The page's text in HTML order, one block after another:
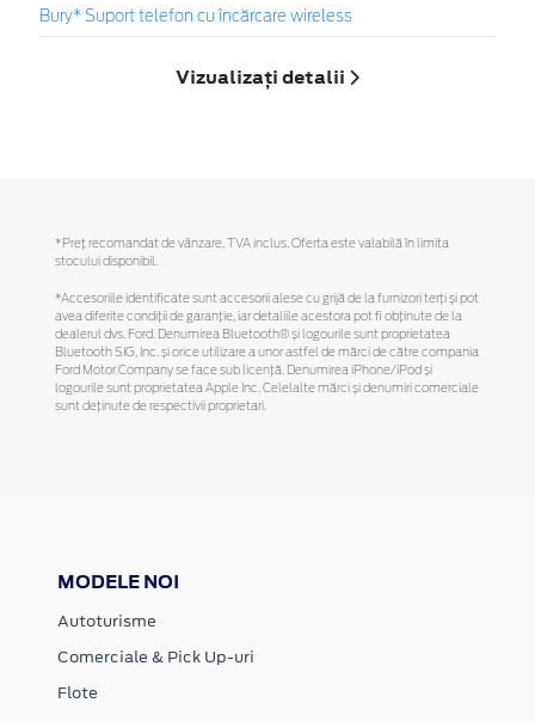
Bury* Suport telefon cu încărcare wireless
Vizualizați detalii
*Preţ recomandat de vânzare, TVA inclus. Oferta este valabilă în limita
stocului disponibil.
*Accesoriile identificate sunt accesorii alese cu grijă de la furnizori terți și pot
avea diferite condiții de garanție, iar detaliile acestora pot fi obținute de la
dealerul dvs. Ford. Denumirea Bluetooth® și logourile sunt proprietatea
Bluetooth SIG, Inc. și orice utilizare a unor astfel de mărci de către compania
Ford Motor Company se face sub licență. Denumirea iPhone/iPod și
logourile sunt proprietatea Apple Inc. Celelalte mărci și denumiri comerciale
sunt deținute de respectivii proprietari.
MODELE NOI
Autoturisme
Comerciale & Pick Up-uri
Flote